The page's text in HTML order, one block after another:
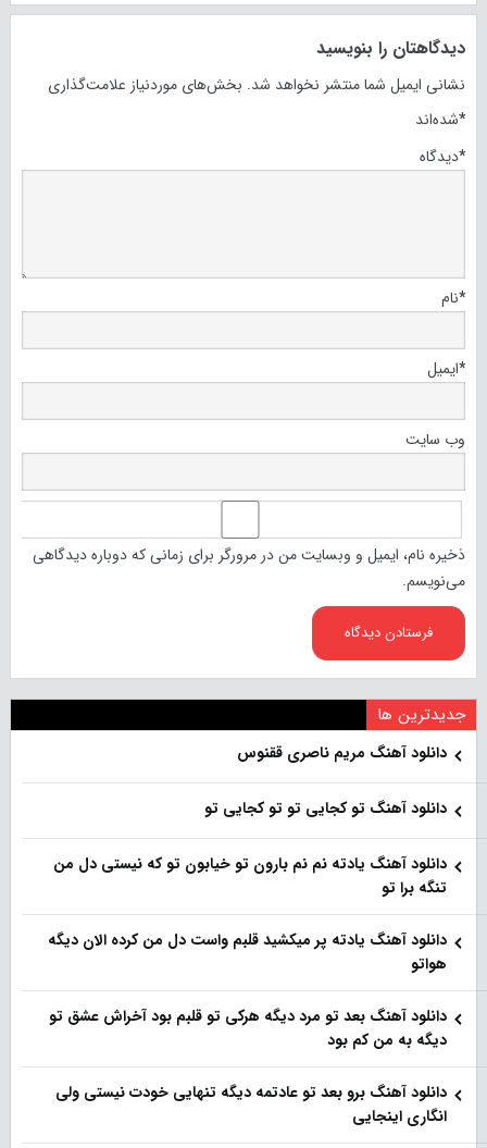
دیدگاهتان را بنویسید
نشانی ایمیل شما منتشر نخواهد شد. بخش‌های موردنیاز علامت‌گذاری
شده‌اند*
دیدگاه*
نام*
ایمیل*
وب‌ سایت
ذخیره نام، ایمیل و وبسایت من در مرورگر برای زمانی که دوباره دیدگاهی
می‌نویسم.
جدیدترین ها
دانلود آهنگ مریم ناصری ققنوس
دانلود آهنگ تو کجایی تو تو کجایی تو
دانلود آهنگ یادته نم نم بارون تو خیابون تو که نیستی دل من
تنگه برا تو
دانلود آهنگ یادته پر میکشید قلبم واست دل من کرده الان دیگه
هواتو
دانلود آهنگ بعد تو مرد دیگه هرکی تو قلبم بود آخراش عشق تو
دیگه به من کم بود
دانلود آهنگ برو بعد تو عادتمه دیگه تنهایی خودت نیستی ولی
انگاری اینجایی